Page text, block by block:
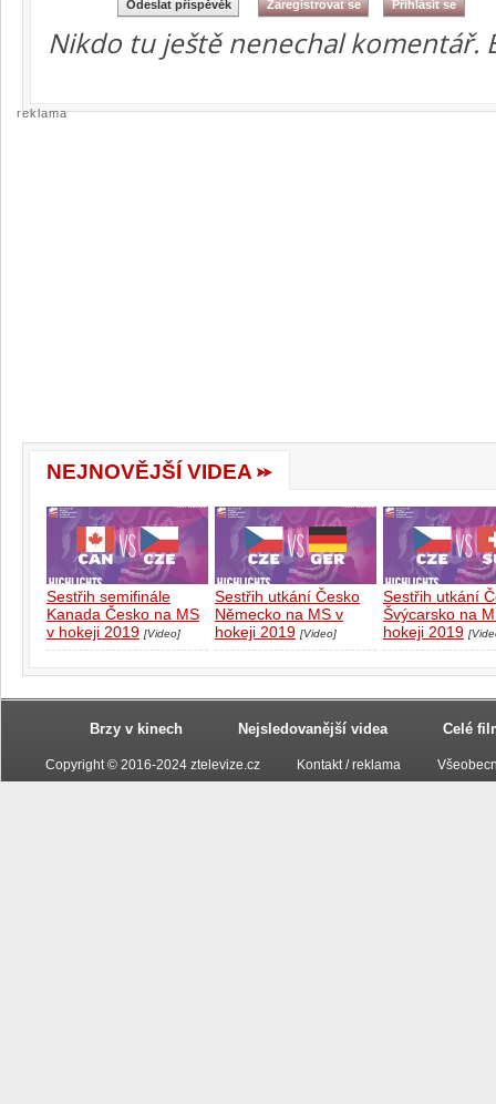
Nikdo tu ještě nenechal komentář.
reklama
NEJNOVĚJŠÍ VIDEA
Sestřih semifinále
Kanada Česko na MS
v hokeji 2019 [Video]
Sestřih utkání Česko
Německo na MS v
hokeji 2019 [Video]
Sestřih utkání
Švýcarsko na
hokeji 2019
Brzy v kinech Nejsledovanější videa Celé
Copyright © 2016-2024 ztelevize.cz Kontakt / reklama